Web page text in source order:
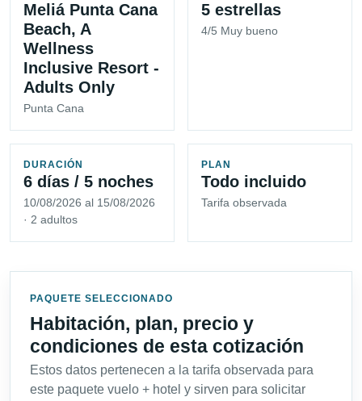
Meliá Punta Cana
Beach, A
Wellness
Inclusive Resort -
Adults Only
Punta Cana
5 estrellas
4/5 Muy bueno
DURACIÓN
6 días / 5 noches
10/08/2026 al 15/08/2026
· 2 adultos
PLAN
Todo incluido
Tarifa observada
PAQUETE SELECCIONADO
Habitación, plan, precio y
condiciones de esta cotización
Estos datos pertenecen a la tarifa observada para
este paquete vuelo + hotel y sirven para solicitar